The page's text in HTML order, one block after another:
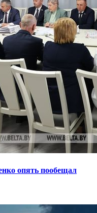
опять пообещал